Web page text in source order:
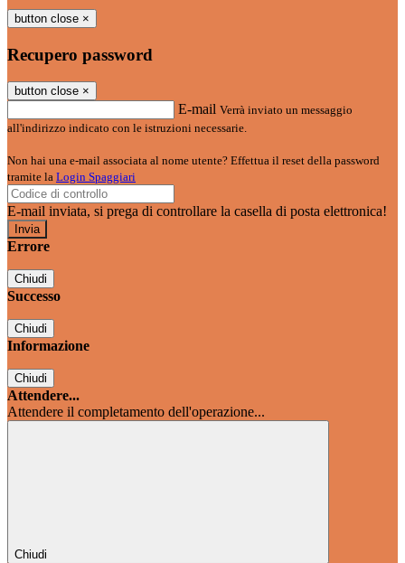
button close ×
Recupero password
button close ×
E-mail Verrà inviato un messaggio
all'indirizzo indicato con le istruzioni necessarie.
Non hai una e-mail associata al nome utente? Effettua il reset della password
tramite la Login Spaggiari
E-mail inviata, si prega di controllare la casella di posta elettronica!
Errore
Chiudi
Successo
Chiudi
Informazione
Chiudi
Attendere...
Attendere il completamento dell'operazione...
Chiudi